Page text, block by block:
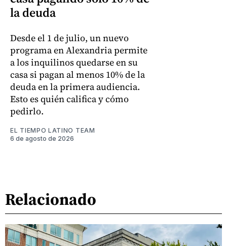
la deuda
Desde el 1 de julio, un nuevo
programa en Alexandria permite
a los inquilinos quedarse en su
casa si pagan al menos 10% de la
deuda en la primera audiencia.
Esto es quién califica y cómo
pedirlo.
EL TIEMPO LATINO TEAM
6 de agosto de 2026
Relacionado